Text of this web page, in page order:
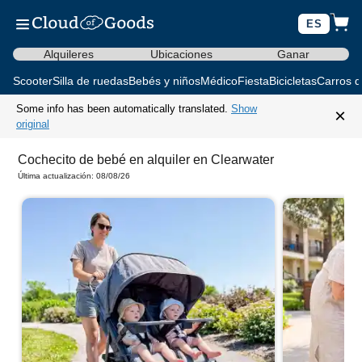
ES
Alquileres Ubicaciones Ganar
ScooterSilla de ruedasBebés y niñosMédicoFiestaBicicletasCarros
Some info has been automatically translated. Show
original
×
Cochecito de bebé en alquiler en Clearwater
Última actualización: 08/08/26